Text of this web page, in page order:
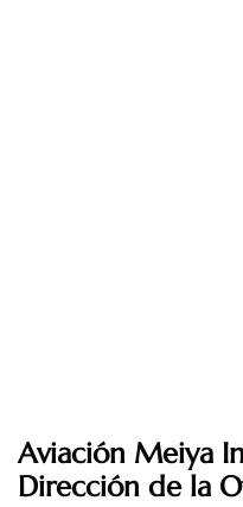
Aviación Meiya
Dirección de la